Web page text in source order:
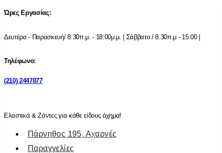
Ώρες Εργασίας:
Δευτέρα - Παρασκευή/ 8:30π.μ. - 18:00μ.μ. | Σάββατο / 8.30π.μ - 15:00 |
Τηλέφωνο:
(210) 2447877
Ελαστικά & Ζάντες για κάθε είδους όχημα!
Πάρνηθος 195, Αχαρνές
Παραγγελίες